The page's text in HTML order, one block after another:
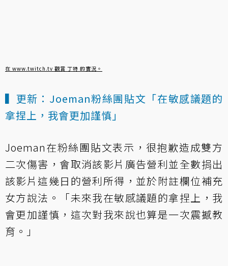
在 www.twitch.tv 觀賞 丁特 的實況。
▍更新：Joeman粉絲團貼文「在敏感議題的
拿捏上，我會更加謹慎」
Joeman在粉絲團貼文表示，很抱歉造成雙方
二次傷害，會取消該影片廣告營利並全數捐出
該影片這幾日的營利所得，並於附註欄位補充
女方說法。「未來我在敏感議題的拿捏上，我
會更加謹慎，這次對我來說也算是一次震撼教
育。」